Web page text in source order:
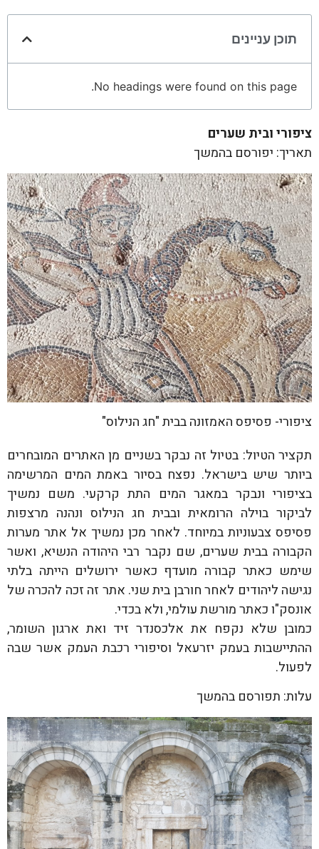
תוכן עניינים
No headings were found on this page.
ציפורי ובית שערים
תאריך: יפורסם בהמשך
ציפורי- פסיפס האמזונה בבית "חג הנילוס"
תקציר הטיול: בטיול זה נבקר בשניים מן האתרים המובחרים
ביותר שיש בישראל. נפצח בסיור באמת המים המרשימה
בציפורי ונבקר במאגר המים התת קרקעי. משם נמשיך
לביקור בוילה הרומאית ובבית חג הנילוס ונהנה מרצפות
פסיפס צבעוניות במיוחד. לאחר מכן נמשיך אל אתר מערות
הקבורה בבית שערים, שם נקבר רבי היהודה הנשיא, ואשר
שימש כאתר קבורה מועדף כאשר ירושלים הייתה בלתי
נגישה ליהודים לאחר חורבן בית שני. אתר זה זכה להכרה של
אונסק"ו כאתר מורשת עולמי, ולא בכדי.
כמובן שלא נקפח את אלכסנדר זיד ואת ארגון השומר,
ההתיישבות בעמק יזרעאל וסיפורי רכבת העמק אשר שבה
לפעול.
עלות: תפורסם בהמשך